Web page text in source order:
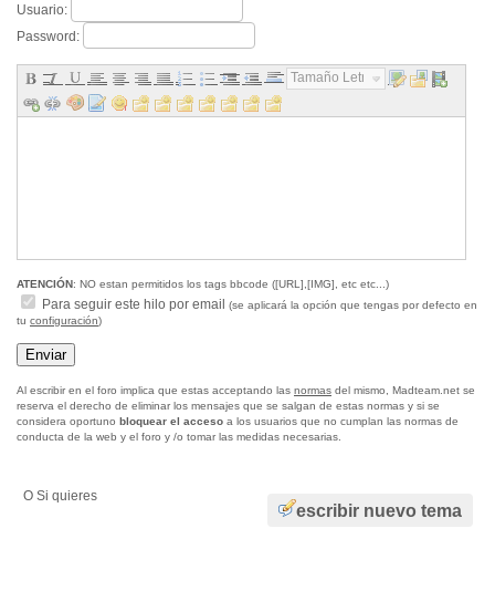
Usuario:
Password:
Tamaño Letra...
ATENCIÓN: NO estan permitidos los tags bbcode ([URL],[IMG], etc etc...)
Para seguir este hilo por email
(se aplicará la opción que tengas por defecto en
tu configuración)
Al escribir en el foro implica que estas acceptando las normas del mismo, Madteam.net se
reserva el derecho de eliminar los mensajes que se salgan de estas normas y si se
considera oportuno bloquear el acceso a los usuarios que no cumplan las normas de
conducta de la web y el foro y /o tomar las medidas necesarias.
escribir nuevo tema
O Si quieres